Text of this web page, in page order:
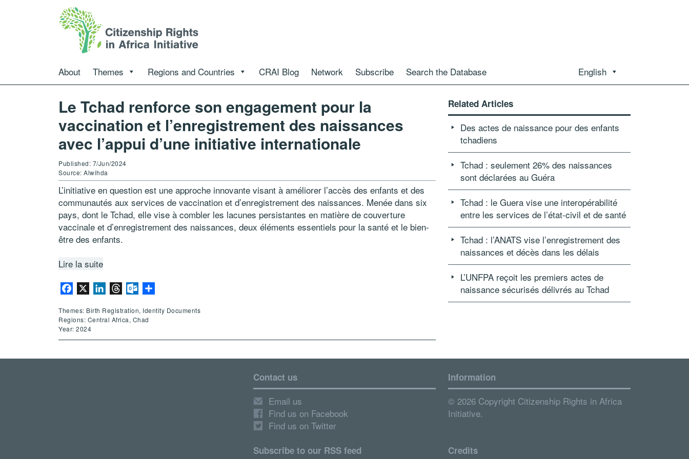
About Themes Regions and Countries CRAI Blog Network Subscribe Search the Database English
Le Tchad renforce son engagement pour la
vaccination et l’enregistrement des naissances
avec l’appui d’une initiative internationale
Published: 7/Jun/2024
Source: Alwihda
L’initiative en question est une approche innovante visant à améliorer l’accès des enfants et des
communautés aux services de vaccination et d’enregistrement des naissances. Menée dans six
pays, dont le Tchad, elle vise à combler les lacunes persistantes en matière de couverture
vaccinale et d’enregistrement des naissances, deux éléments essentiels pour la santé et le bien-
être des enfants.
Lire la suite
Facebook LinkedInThreadsOutlook.com
Themes: Birth Registration, Identity Documents
Regions: Central Africa, Chad
Year: 2024
Related Articles
Des actes de naissance pour des enfants
tchadiens
Tchad : seulement 26% des naissances
sont déclarées au Guéra
Tchad : le Guera vise une interopérabilité
entre les services de l’état-civil et de santé
Tchad : l’ANATS vise l’enregistrement des
naissances et décès dans les délais
L’UNFPA reçoit les premiers actes de
naissance sécurisés délivrés au Tchad
Contact us
Email us
Find us on Facebook
Find us on Twitter
Subscribe to our RSS feed
Information
© 2026 Copyright Citizenship Rights in Africa
Initiative.
Credits